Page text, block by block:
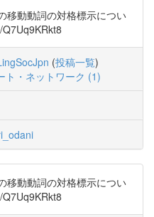
移動動詞の対格標示につい
(投稿一覧)
ト・ネットワーク (1)
移動動詞の対格標示につい